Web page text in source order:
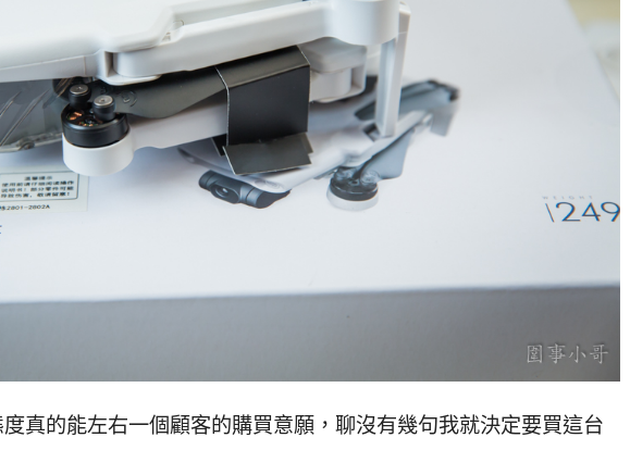
真的能左右一個顧客的購買意願，聊沒有幾句我就決定要買這台